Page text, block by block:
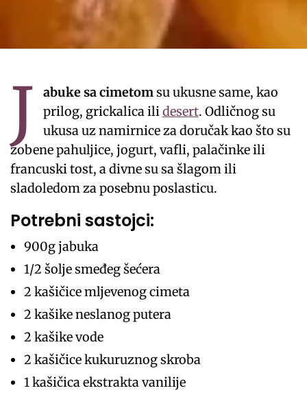
J abuke sa cimetomsu ukusne same, kao
prilog, grickalica ilidesert. Odličnog su
ukusa uz namirnice za doručak kao što su
zobene pahuljice, jogurt, vafli, palačinke ili
francuski tost, a divne su sa šlagom ili
sladoledom za posebnu poslasticu.
Potrebni sastojci:
900g jabuka
1/2 šolje smeđeg šećera
2 kašičice mljevenog cimeta
2 kašike neslanog putera
2 kašike vode
2 kašičice kukuruznog skroba
1 kašičica ekstrakta vanilije